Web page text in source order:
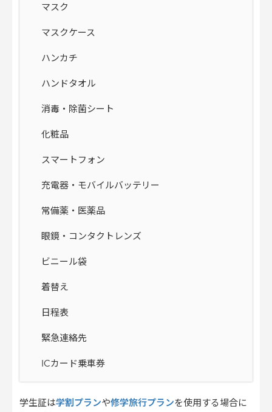
マスク
マスクケース
ハンカチ
ハンドタオル
消毒・除菌シート
化粧品
スマートフォン
充電器・モバイルバッテリー
常備薬・医薬品
眼鏡・コンタクトレンズ
ビニール袋
着替え
日程表
緊急連絡先
ICカード乗車券
学生証は学割プランや修学旅行プランを使用する場合に